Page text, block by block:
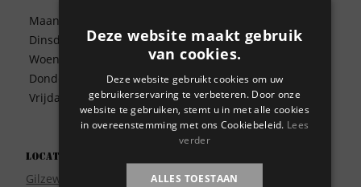
Maandag
Dinsdag
Woensdag
Donderdag
Vrijdag
09:30 – 17:00
09:30 – 17:00
09:30 – 17:00
09:30 – 17:00
Locatie
Gilzeweg 17
Betaalwijze
Bezorgen
Disclaimer
Garantie
Meest gestelde vragen
Privacy
Wie zijn wij?
Deze website maakt gebruik
van cookies.
Deze website gebruikt cookies om uw
gebruikerservaring te verbeteren. Door onze
website te gebruiken, stemt u in met alle cookies
in overeenstemming met ons Cookiebeleid. Lees
verder
ALLES TOESTAAN